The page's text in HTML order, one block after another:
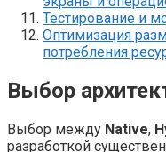
Тестирование и
Оптимизация
потребления
Выбор
Выбор между Native,
разработкой